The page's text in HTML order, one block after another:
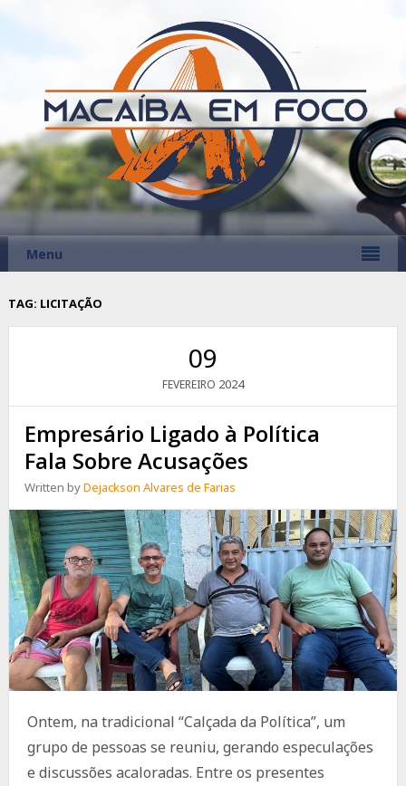
Menu
TAG: LICITAÇÃO
09
FEVEREIRO 2024
Empresário Ligado à Política
Fala Sobre Acusações
Written byDejackson Alvares de Farias
Ontem, na tradicional “Calçada da Política”, um
grupo de pessoas se reuniu, gerando especulações
e discussões acaloradas. Entre os presentes